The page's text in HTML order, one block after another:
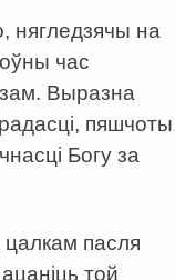
нягледзячы на
час
Выразна
Богу за
пасля
той